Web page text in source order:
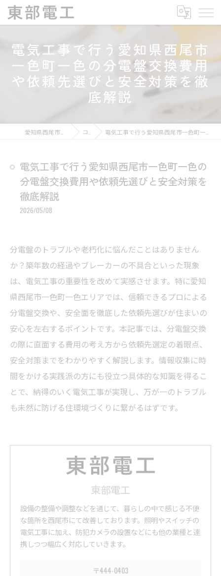
電気工事で行う愛知県西尾市
一色町一色の分電盤交換費用
や依頼先選びと安全対策を徹
底解説
コラム 電気工事で行う愛知県西尾市一色町一色の分電盤交換費用や依頼先選びと安全対策を徹底解説
電気工事で行う愛知県西尾市一色町一色の
分電盤交換費用や依頼先選びと安全対策を
徹底解説
2026/05/08
分電盤のトラブルや老朽化に悩んだことはありません
か？築年数の経過やブレーカーの不具合といった現象
は、電気工事の重要性を改めて実感させます。特に愛知
県西尾市一色町一色エリアでは、信頼できるプロによる
分電盤交換や、安全面を徹底した依頼先選びが住まいの
安心を左右するポイントです。本記事では、分電盤交換
の際に直面する費用の考え方から依頼先選定の着眼点、
安全対策までをわかりやすく解説します。情報収集に時
間をかける実践派の方にも役立つ具体的な知識を得るこ
とで、納得のいく電気工事が実現し、万が一のトラブル
も未然に防げる住環境づくりに繋がるはずです。
東部電工
設備の整備や調整などを通じて、暮らしの中で感じる不便
な箇所を西尾市にて改善しております。照明やスイッチの
電気工事に加え、防犯カメラの設置などにも他の業種と連
携しつつ幅広く対応していきます。
〒444-0403